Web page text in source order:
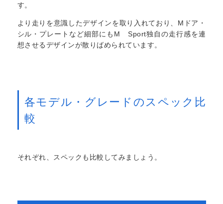
す。
より走りを意識したデザインを取り入れており、Mドア・
シル・プレートなど細部にもM Sport独自の走行感を連
想させるデザインが散りばめられています。
各モデル・グレードのスペック比
較
それぞれ、スペックも比較してみましょう。